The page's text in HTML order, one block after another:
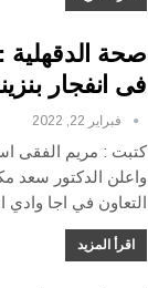
فى انفجار
فبراير 22, 2022
كتبت : مريم الفقى
واعلن الدكتور سعد
التعاون في اجا وادي
اقرأ المزيد